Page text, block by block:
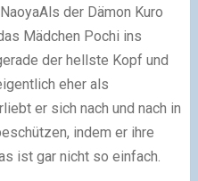
der Dämon Kuro
Mädchen Pochi ins
der hellste Kopf und
eher als
er sich nach und nach in
indem er ihre
ist gar nicht so einfach.